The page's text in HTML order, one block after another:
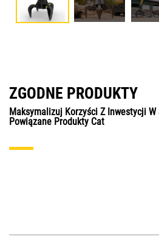
ZGODNE PRODUKTY
Maksymalizuj Korzyści Z Inwestycji W
Powiązane Produkty Cat